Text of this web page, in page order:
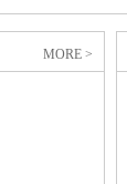
MORE >